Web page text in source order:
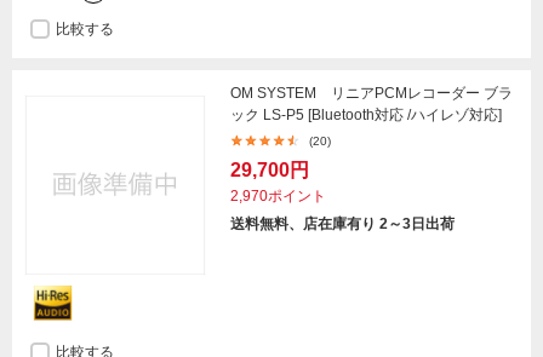
比較する
OM SYSTEM リニアPCMレコーダー ブラ
ック LS-P5 [Bluetooth対応 /ハイレゾ対応]
(20)
29,700円
2,970ポイント
送料無料、店在庫有り 2～3日出荷
比較する